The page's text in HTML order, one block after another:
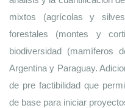
mixtos (agrícolas y
forestales (montes y
biodiversidad (mamíferos
Argentina y Paraguay.
de pre factibilidad que
de base para iniciar